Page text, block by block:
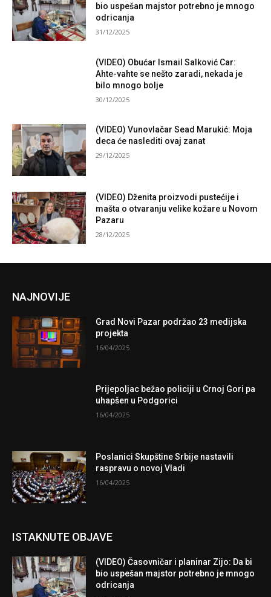
bio uspešan majstor potrebno je mnogo
odricanja
31/12/2025
(VIDEO) Obućar Ismail Salković Car:
Ahte-vahte se nešto zaradi, nekada je
bilo mnogo bolje
30/12/2025
(VIDEO) Vunovlačar Sead Marukić: Moja
deca će naslediti ovaj zanat
29/12/2025
(VIDEO) Dženita proizvodi pustećije i
mašta o otvaranju velike kožare u Novom
Pazaru
28/12/2025
NAJNOVIJE
Grad Novi Pazar podržao 23 medijska
projekta
16/04/2025
Prijepoljac bežao policiji u Crnoj Gori pa
uhapšen u Podgorici
16/04/2025
Poslanici Skupštine Srbije nastavili
raspravu o novoj Vladi
16/04/2025
ISTAKNUTE OBJAVE
(VIDEO) Časovničar i planinar Zijo: Da bi
bio uspešan majstor potrebno je mnogo
odricanja